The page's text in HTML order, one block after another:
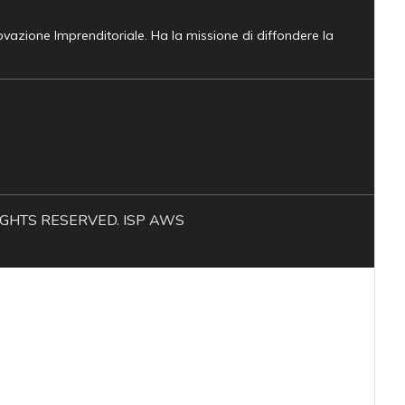
Imprenditoriale. Ha la missione di diffondere la
RESERVED. ISP AWS